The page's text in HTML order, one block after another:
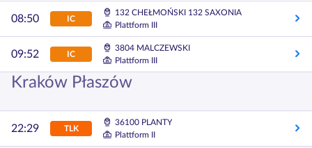
08:50 IC
132 CHEŁMOŃSKI 132 SAXONIA
Plattform III
09:52 IC
3804 MALCZEWSKI
Plattform III
Kraków Płaszów
22:29 TLK
36100 PLANTY
Plattform II